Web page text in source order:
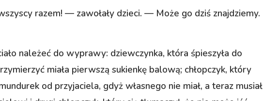
razem! — zawołały dzieci. — Może go dziś znajdziemy.
należeć do wyprawy: dziewczynka, która śpieszyła do
miała pierwszą sukienkę balową; chłopczyk, który
od przyjaciela, gdyż własnego nie miał, a teraz musiał